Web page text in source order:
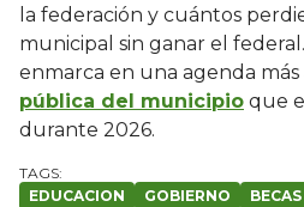
la federación y cuántos
municipal sin ganar el
enmarca en una agenda más
pública del municipio que
durante 2026.
EDUCACION GOBIERNO